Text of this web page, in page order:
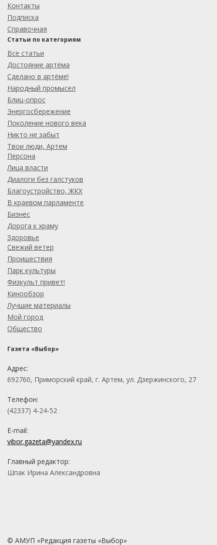
Контакты
Подписка
Справочная
Статьи по категориям
Все статьи
Достояние артёма
Сделано в артёме!
Народный промысел
Блиц-опрос
Энергосбережение
Поколение нового века
Никто не забыт
Твои люди, Артем
Персона
Лица власти
Диалоги без галстуков
Благоустройство, ЖКХ
В краевом парламенте
Бизнес
Дорога к храму
Здоровье
Свежий ветер
Проишествия
Парк культуры
Физкульт привет!
Кинообзор
Лучшие материалы
Мой город
Общество
Газета «Выбор»
Адрес:
692760, Приморский край, г. Артем, ул. Дзержинского, 27
Телефон:
(42337) 4-24-52
E-mail:
vibor.gazeta@yandex.ru
Главный редактор:
Шпак Ирина Александровна
© АМУП «Редакция газеты «Выбор»